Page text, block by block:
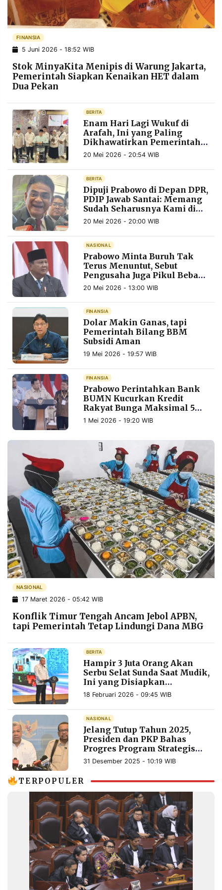
POLICY WARGA
INFORMASI
IKLAN
KIRIM
PENGADUAN TERM
OF
SERVICE
IKUTI
KAMI
©
PT.
RESOLUSI
MEDIA
Resolusi.co
2026
PT.
RESOLUSI
PRAMUDITA
FINANSIA
5 Juni 2026 - 18:52 WIB
Stok MinyaKita Menipis di Warung Jakarta,
Pemerintah Siapkan Kenaikan HET dalam
Dua Pekan
BERITA
Enam Hari Lagi Wukuf di
Arafah, Ini yang Paling
Dikhawatirkan Pemerintah
soal Puncak Haji
20 Mei 2026 - 20:54 WIB
BERITA
Dipuji Prabowo di Depan DPR,
PDIP Jawab Santai: Memang
Sudah Seharusnya Kami di
Sini
20 Mei 2026 - 20:00 WIB
NASIONAL
Prabowo Minta Buruh Tak
Terus Menuntut, Sebut
Pengusaha Juga Pikul Beban
Kredit Bank
20 Mei 2026 - 13:00 WIB
FINANSIA
Dolar Makin Ganas, tapi
Pemerintah Bilang BBM
Subsidi Aman
19 Mei 2026 - 19:57 WIB
FINANSIA
Prabowo Perintahkan Bank
BUMN Kucurkan Kredit
Rakyat Bunga Maksimal 5
Persen
1 Mei 2026 - 19:20 WIB
NASIONAL
17 Maret 2026 - 05:42 WIB
Konflik Timur Tengah Ancam Jebol APBN,
tapi Pemerintah Tetap Lindungi Dana MBG
BERITA
Hampir 3 Juta Orang Akan
Serbu Selat Sunda Saat Mudik,
Ini yang Disiapkan
Pemerintah
18 Februari 2026 - 09:45 WIB
NASIONAL
Jelang Tutup Tahun 2025,
Presiden dan PKP Bahas
Progres Program Strategis
Nasional
31 Desember 2025 - 10:19 WIB
TERPOPULER